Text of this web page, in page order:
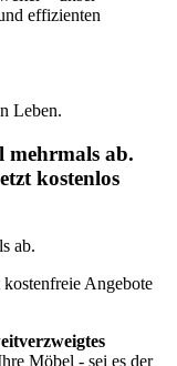
effizienten
Leben.
mehrmals ab.
kostenlos
ab.
Angebote
Möbel - sei es der